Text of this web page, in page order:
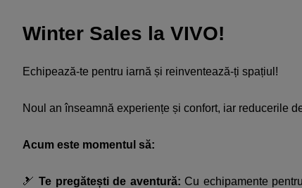
Winter Sales la VIVO!​
Echipează-te pentru iarnă și reinventează-ți spațiul!​
Noul an înseamnă experiențe și confort, iar reducerile
Acum este momentul să:​
🎿Te pregătești de aventură: Cu echipamente